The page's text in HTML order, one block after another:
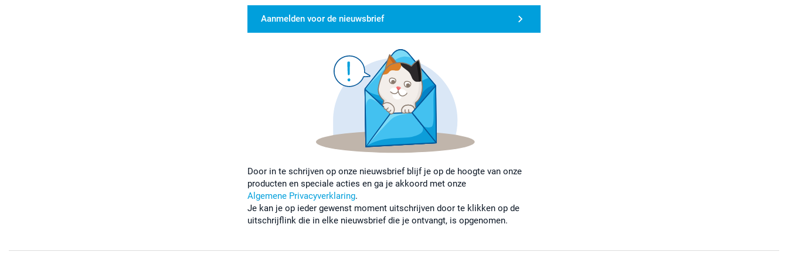
Aanmelden voor de nieuwsbrief
Door in te schrijven op onze nieuwsbrief blijf je op de hoogte van onze
producten en speciale acties en ga je akkoord met onze
Algemene Privacyverklaring.
Je kan je op ieder gewenst moment uitschrijven door te klikken op de
uitschrijflink die in elke nieuwsbrief die je ontvangt, is opgenomen.